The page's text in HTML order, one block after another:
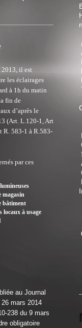
il est
les éclairages
à 1h du matin
fin de
d’après le
(Art. L.120-1, Art
R. 583-1 à R.583-
par ces
magasin
bâtiment
locaux à usage
au Journal
mars 2014
238 du 9 mars
obligatoire